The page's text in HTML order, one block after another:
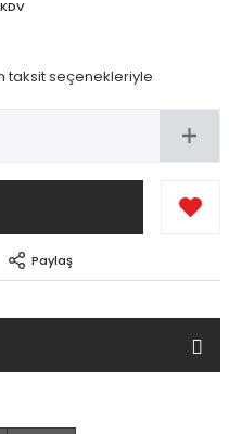
taksit seçenekleriyle
Paylaş